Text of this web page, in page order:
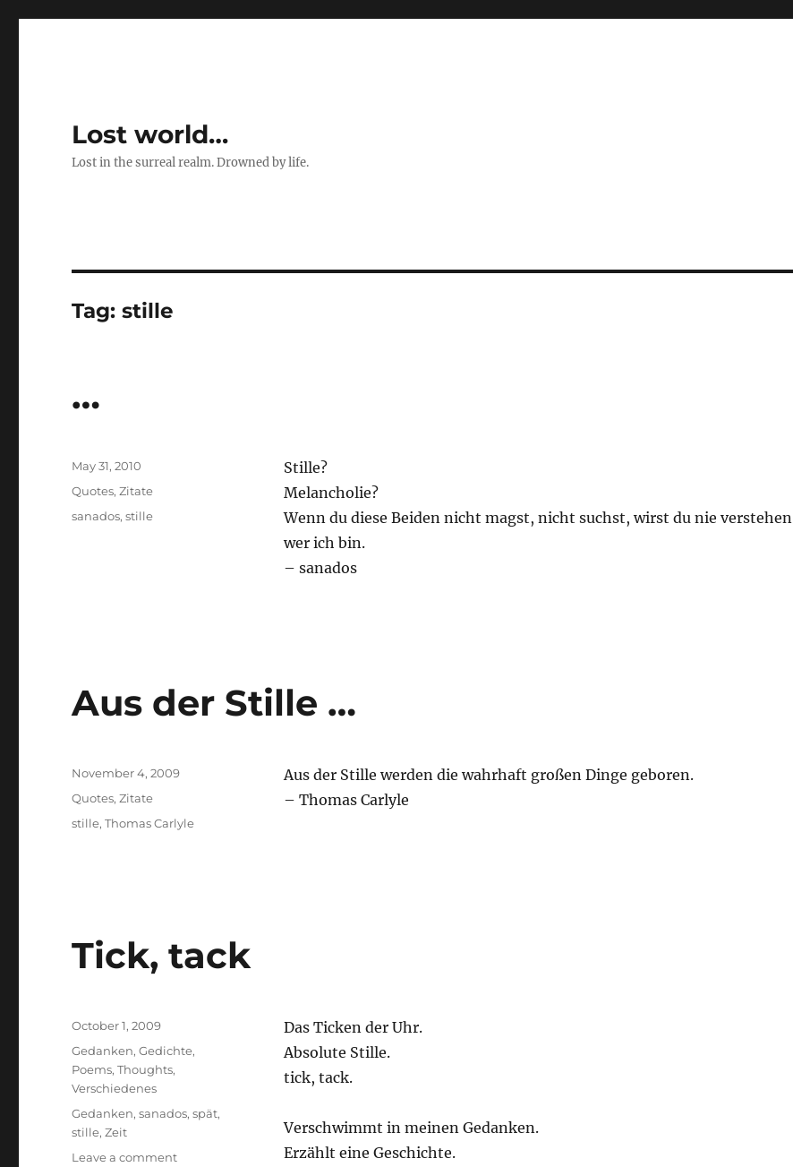
Lost world…
Lost in the surreal realm. Drowned by life.
Tag:stille
…
Stille?
Melancholie?
Wenn du diese Beiden nicht magst, nicht suchst, wirst du nie verstehen
wer ich bin.
– sanados
Posted
May 31, 2010
Categories
Quotes,Zitate
Tags
sanados,stille
Aus der Stille …
Aus der Stille werden die wahrhaft großen Dinge geboren.
– Thomas Carlyle
Posted
November 4, 2009
Categories
Quotes,Zitate
Tags
stille,Thomas Carlyle
Tick, tack
Das Ticken der Uhr.
Absolute Stille.
tick, tack.
Verschwimmt in meinen Gedanken.
Erzählt eine Geschichte.
Posted
October 1, 2009
Categories
Gedanken,Gedichte,
Poems,Thoughts,
Verschiedenes
Tags
Gedanken,sanados,spät,
stille,Zeit
Leave a commenton